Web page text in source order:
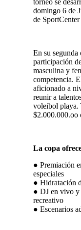
torneo se
domingo 6 de
de
En su segunda
participación
masculina y
competencia.
aficionado a
reunir a
voleibol playa.
$2.000.000.oo
La copa
● Premiación
especiales
● Hidratación
● DJ en vivo y
recreativo
● Escenarios